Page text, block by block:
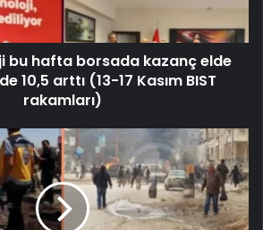
bu hafta borsada kazanç elde
10,5 arttı (13-17 Kasım BIST
rakamları)